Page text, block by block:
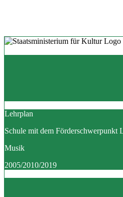
Lehrplan
Schule mit dem Förderschwerpunkt
Musik
2005/2010/2019